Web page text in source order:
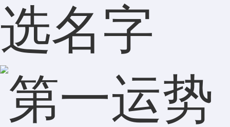
选名字